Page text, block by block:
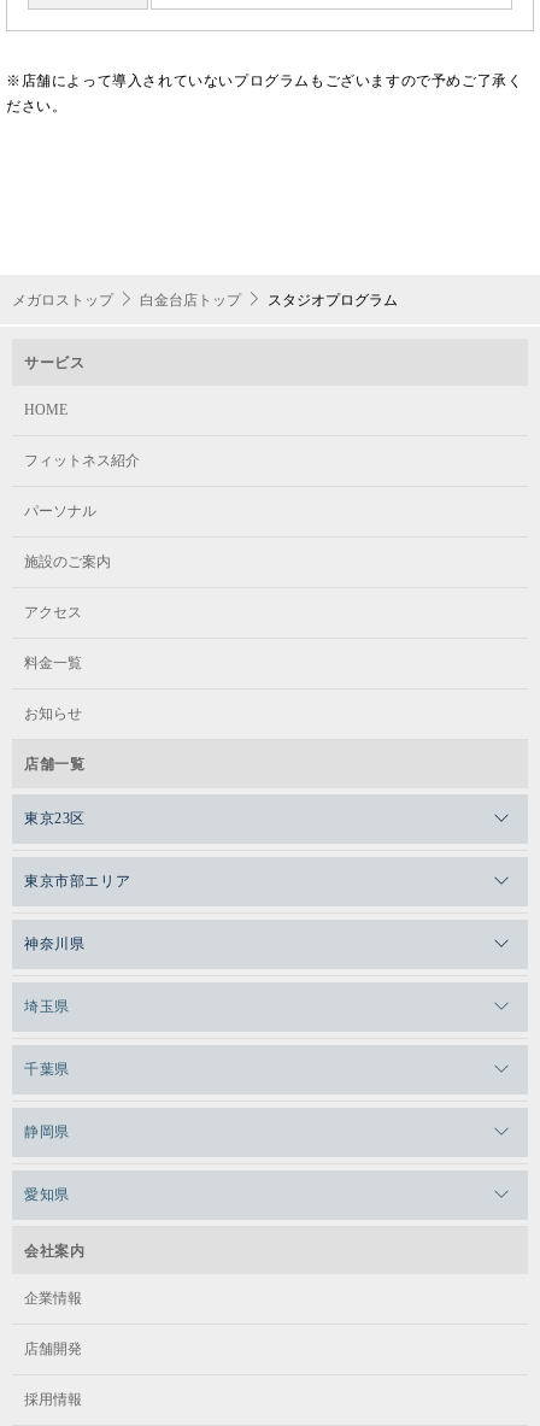
※店舗によって導入されていないプログラムもございますので予めご了承く
ださい。
メガロストップ 白金台店トップ スタジオプログラム
サービス
HOME
フィットネス紹介
パーソナル
施設のご案内
アクセス
料金一覧
お知らせ
店舗一覧
東京23区
メガロスルフレ恵比寿
メガロス日比谷シャンテ
メガロス白金台
メガロス田端
メガロスキッズ錦糸町
メガロス葛飾
東京市部エリア
メガロス三鷹
メガロスルフレ三鷹
メガロス武蔵小金井
メガロスルフレ武蔵小金井
神奈川県
メガロス上永谷
メガロスルフレ上永谷
メガロス神奈川
メガロス日吉
メガロス綱島
メガロスルフレ綱島
メガロス市ヶ尾
メガロス鷺沼
埼玉県
メガロスルフレ草加
千葉県
メガロス本八幡
静岡県
愛知県
メガロステラッセ納屋橋
メガロス千種
会社案内
企業情報
店舗開発
採用情報